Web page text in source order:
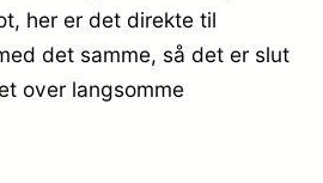
her er det direkte til
det samme, så det er slut
over langsomme